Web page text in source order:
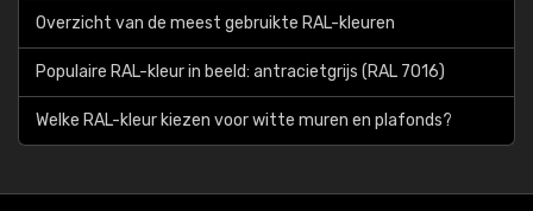
Overzicht van de meest gebruikte RAL-kleuren
Populaire RAL-kleur in beeld: antracietgrijs (RAL 7016)
Welke RAL-kleur kiezen voor witte muren en plafonds?